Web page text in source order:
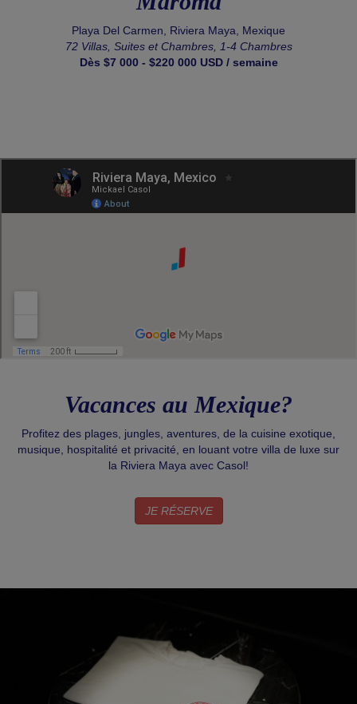
Playa Del Carmen, Riviera Maya, Mexique
72 Villas, Suites et Chambres, 1-4 Chambres
Dès $7 000 - $220 000 USD / semaine
Vacances au Mexique?
Profitez des plages, jungles, aventures, de la cuisine exotique,
musique, hospitalité et privacité, en louant votre villa de luxe sur
la Riviera Maya avec Casol!
JE RÉSERVE